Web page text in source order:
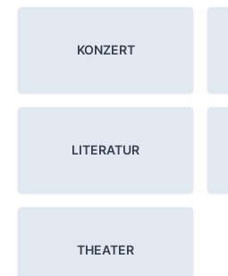
KONZERT
LITERATUR
THEATER